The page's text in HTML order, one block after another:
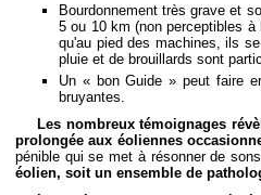
Bourdonnement très grave et
5 ou 10 km (non perceptibles
qu'au pied des machines, ils
pluie et de brouillards sont
Un « bon Guide » peut faire
bruyantes.
Les nombreux témoignages
prolongée aux éoliennes
pénible qui se met à résonner de
éolien, soit un ensemble de